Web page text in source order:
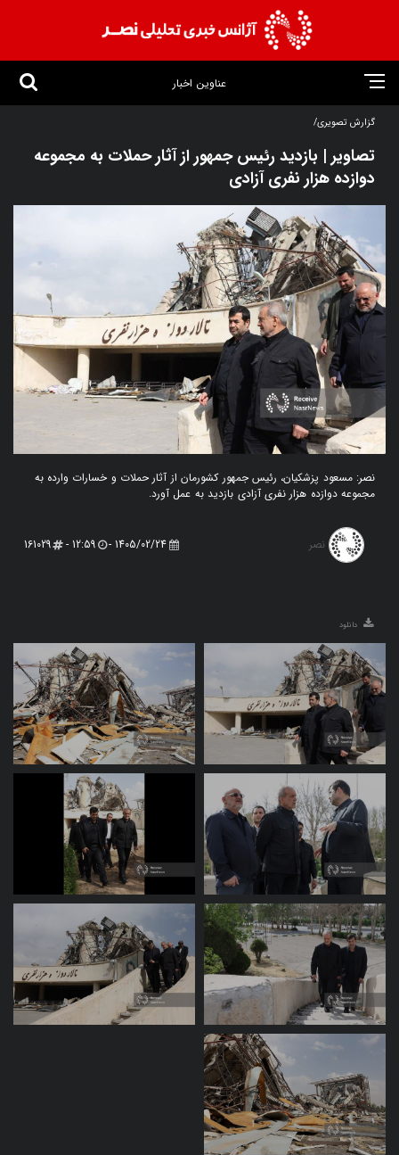
عناوین اخبار
گزارش تصویری/
تصاویر | بازدید رئیس‌ جمهور از آثار حملات به مجموعه
دوازده هزار نفری آزادی
نصر: مسعود پزشکیان، رئیس‌ جمهور کشورمان از آثار حملات و خسارات وارده به
مجموعه دوازده هزار نفری آزادی بازدید به عمل آورد.
نصر 1405/02/24 -
12:59 -
161029
دانلود